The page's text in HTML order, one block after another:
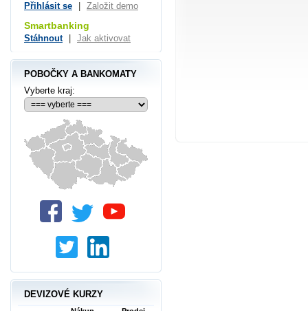
Přihlásit se Založit demo
Smartbanking
Stáhnout Jak aktivovat
POBOČKY A BANKOMATY
Vyberte kraj:
DEVIZOVÉ KURZY